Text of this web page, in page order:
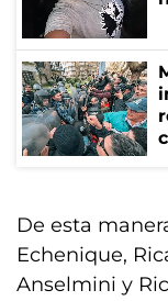
De esta
Echenique,
Anselmini y